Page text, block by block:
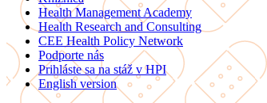
Health Management Academy
Health Research and Consulting
CEE Health Policy Network
Podporte nás
Prihláste sa na stáž v HPI
English version